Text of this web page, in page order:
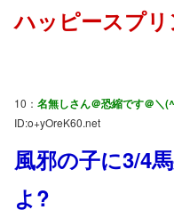
ハッピースプ
10： 名無しさん＠恐縮です＠＼
ID:o+yOreK60.net
風邪の子に3/4
よ?